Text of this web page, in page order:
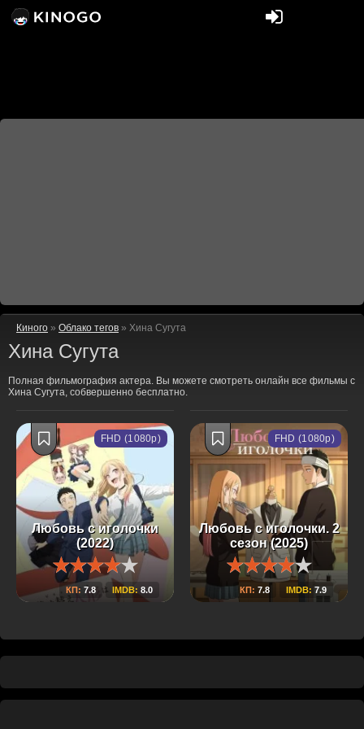
Киного » Облако тегов » Хина Сугута
Хина Сугута
Полная фильмография актера. Вы можете смотреть онлайн все фильмы с
Хина Сугута, собвершенно бесплатно.
Любовь с иголочки
(2022)
КП: 7.8 IMDB: 8.0
FHD (1080p)
Любовь с иголочки. 2
сезон (2025)
КП: 7.8 IMDB: 7.9
FHD (1080p)